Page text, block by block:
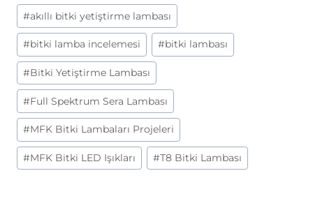
Post
Tags:
#akıllı bitki yetiştirme lambası
#bitki lamba incelemesi #bitki lambası
#Bitki Yetiştirme Lambası
#Full Spektrum Sera Lambası
#MFK Bitki Lambaları Projeleri
#MFK Bitki LED Işıkları #T8 Bitki Lambası